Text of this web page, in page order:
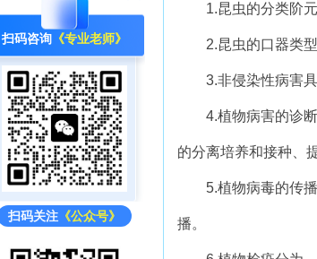
扫码咨询 《专业老师》
扫码关注 《公众号》
1.昆虫的分类阶元
2.昆虫的口器类型
3.非侵染性病害具
4.植物病害的诊断
的分离培养和接种、
5.植物病毒的传播
播。